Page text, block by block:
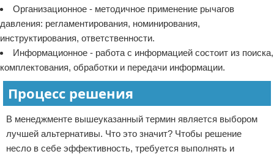
Организационное - методичное применение рычагов
давления: регламентирования, номинирования,
инструктирования, ответственности.
Информационное - работа с информацией состоит из поиска,
комплектования, обработки и передачи информации.
Процесс решения
В менеджменте вышеуказанный термин является выбором
лучшей альтернативы. Что это значит? Чтобы решение
несло в себе эффективность, требуется выполнять и